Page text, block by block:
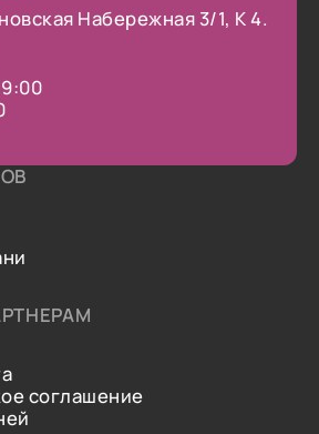
Набережная 3/1, К 4.
соглашение